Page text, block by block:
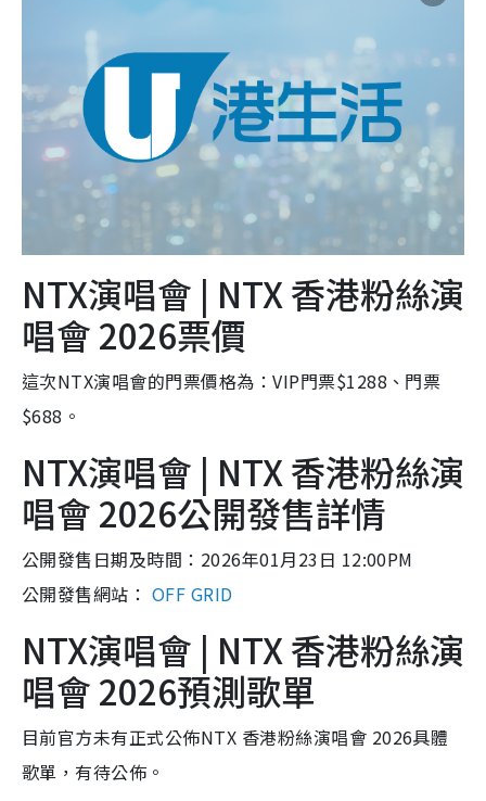
NTX演唱會 | NTX 香港粉絲演
唱會 2026票價
這次NTX演唱會的門票價格為：VIP門票$1288、門票
$688。
NTX演唱會 | NTX 香港粉絲演
唱會 2026公開發售詳情
公開發售日期及時間：2026年01月23日 12:00PM
公開發售網站： OFF GRID
NTX演唱會 | NTX 香港粉絲演
唱會 2026預測歌單
目前官方未有正式公佈NTX 香港粉絲演唱會 2026具體
歌單，有待公佈。